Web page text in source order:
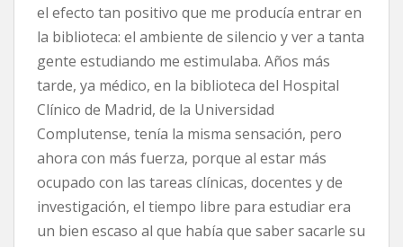
el efecto tan positivo que me producía entrar en
la biblioteca: el ambiente de silencio y ver a tanta
gente estudiando me estimulaba. Años más
tarde, ya médico, en la biblioteca del Hospital
Clínico de Madrid, de la Universidad
Complutense, tenía la misma sensación, pero
ahora con más fuerza, porque al estar más
ocupado con las tareas clínicas, docentes y de
investigación, el tiempo libre para estudiar era
un bien escaso al que había que saber sacarle su